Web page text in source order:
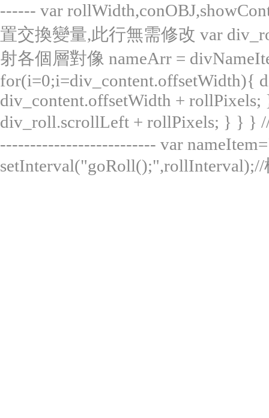
------ var
置交換變量,此行無需修改 var
射各個層對像 nameArr =
for(i=0;i=div_content.offsetWidth){
div_content.offsetWidth +
div_roll.scrollLeft + rollPixels; } }
-------------------------- var